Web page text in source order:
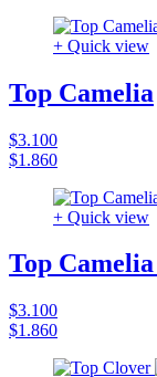
+ Quick view
Top Camelia
$3.100
$1.860
+ Quick view
Top
$3.100
$1.860